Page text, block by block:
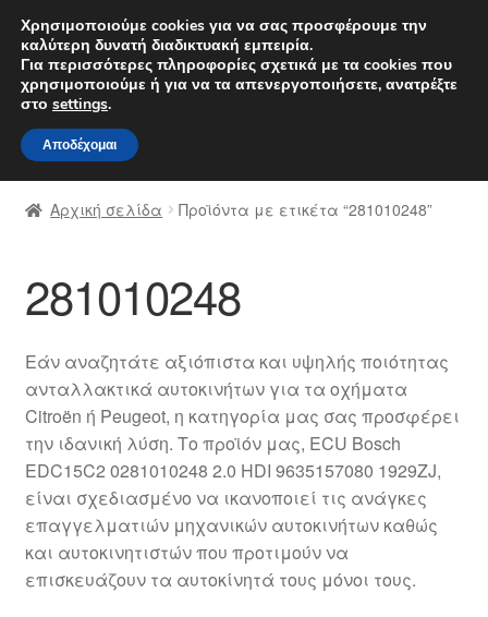
ΑΠΟΣΤΟΛΗ από 7 EUR
Δευτέρα-Παρ. 9 π.μ. - 4 μ.μ.
Απευθείας
μετάβαση
στην
πλοήγηση
Μετάβαση
σε
περιεχόμενο
Αρχική
Διαδικασία Παραπόνων
Επικοινωνία
Μεταφορά
Ο λογαριασμός μου
Ολοκλήρωση αγοράς
Οροι και Προϋποθέσεις
Αρχική σελίδα Προϊόντα με ετικέτα “281010248”
281010248
Εάν αναζητάτε αξιόπιστα και υψηλής ποιότητας
ανταλλακτικά αυτοκινήτων για τα οχήματα
Citroën ή Peugeot, η κατηγορία μας σας προσφέρει
την ιδανική λύση. Το προϊόν μας, ECU Bosch
EDC15C2 0281010248 2.0 HDI 9635157080 1929ZJ,
είναι σχεδιασμένο να ικανοποιεί τις ανάγκες
επαγγελματιών μηχανικών αυτοκινήτων καθώς
και αυτοκινητιστών που προτιμούν να
επισκευάζουν τα αυτοκίνητά τους μόνοι τους.
Χρησιμοποιούμε cookies για να σας προσφέρουμε την
καλύτερη δυνατή διαδικτυακή εμπειρία.
Για περισσότερες πληροφορίες σχετικά με τα cookies που
χρησιμοποιούμε ή για να τα απενεργοποιήσετε, ανατρέξτε
στο settings.
Αποδέχομαι